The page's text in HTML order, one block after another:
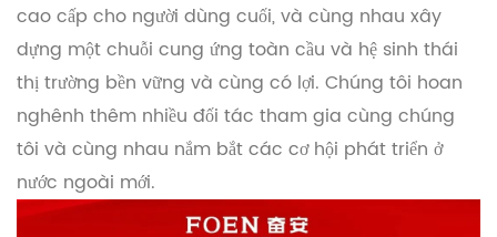
cao cấp cho người dùng cuối, và cùng nhau xây
dựng một chuỗi cung ứng toàn cầu và hệ sinh thái
thị trường bền vững và cùng có lợi. Chúng tôi hoan
nghênh thêm nhiều đối tác tham gia cùng chúng
tôi và cùng nhau nắm bắt các cơ hội phát triển ở
nước ngoài mới.